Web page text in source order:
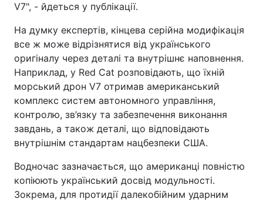
V7", - йдеться у публікації.
На думку експертів, кінцева серійна модифікація
все ж може відрізнятися від українського
оригіналу через деталі та внутрішнє наповнення.
Наприклад, у Red Cat розповідають, що їхній
морський дрон V7 отримав американський
комплекс систем автономного управління,
контролю, зв’язку та забезпечення виконання
завдань, а також деталі, що відповідають
внутрішнім стандартам нацбезпеки США.
Водночас зазначається, що американці повністю
копіюють український досвід модульності.
Зокрема, для протидії далекобійним ударним